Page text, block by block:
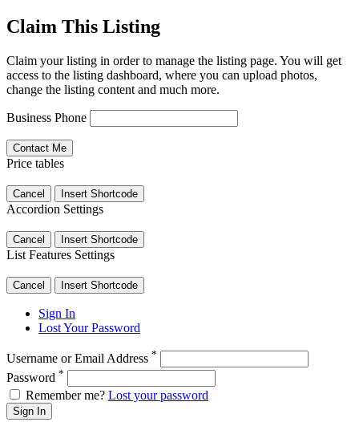
Claim This Listing
Claim your listing in order to manage the listing page. You will get
access to the listing dashboard, where you can upload photos,
change the listing content and much more.
Business Phone
Price tables
Cancel Insert Shortcode
Accordion Settings
Cancel Insert Shortcode
List Features Settings
Cancel Insert Shortcode
Sign In
Lost Your Password
Username or Email Address *
Password *
Remember me? Lost your password
Sign In